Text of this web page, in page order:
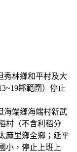
秀林鄉和平村及大
鄰範圍）停止
海端鄉海端村新武
村（不含利稻分
麻里鄉全鄉；延平
小，停止上班上